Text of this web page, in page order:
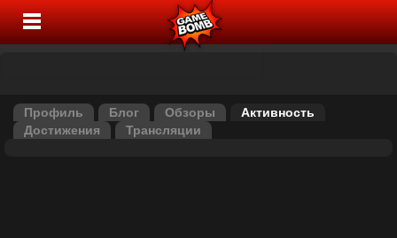
Профиль Блог Обзоры
Активность
Достижения
Трансляции